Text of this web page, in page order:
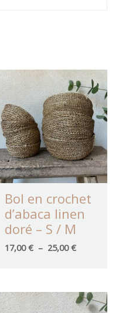
laisser
S Dashi –
pour publier
Bol en crochet
d’abaca linen
doré – S / M
17,00€ – 25,00€
Plage
de
prix :
17,00 €
à
25,00 €